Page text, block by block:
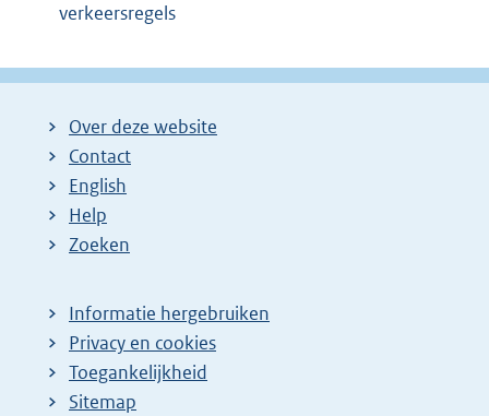
verkeersregels
Over deze website
Contact
English
Help
Zoeken
Informatie hergebruiken
Privacy en cookies
Toegankelijkheid
Sitemap